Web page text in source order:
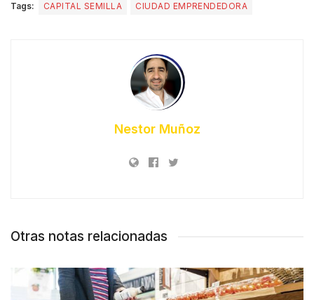
Tags: CAPITAL SEMILLA CIUDAD EMPRENDEDORA
Nestor Muñoz
Otras notas relacionadas